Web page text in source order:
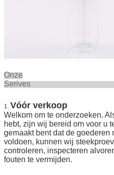
Onze
1. Vóór verkoop
Welkom om te onderzoeken.
hebt, zijn wij bereid om voor u
gemaakt bent dat de goederen
voldoen, kunnen wij
controleren, inspecteren
fouten te vermijden.